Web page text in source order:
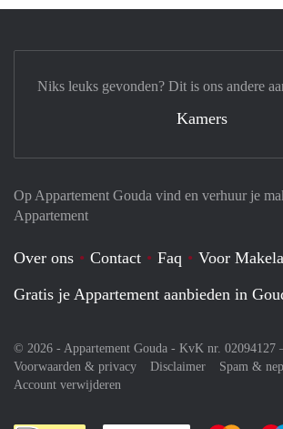
Op Appartement Gouda vind en verhuur je
Appartement
Over ons Contact Faq
Voor
Gratis je Appartement aanbieden in
© 2026 - Appartement Gouda - KvK nr. 02094127
Voorwaarden & privacy
Disclaimer
Spam &
Account verwijderen
Niks leuks gevonden? Dit is ons andere
Kamers